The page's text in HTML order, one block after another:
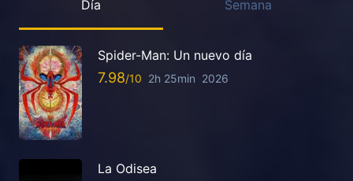
Día Semana
Spider-Man: Un nuevo día
7.98 2h 25min 2026
La Odisea